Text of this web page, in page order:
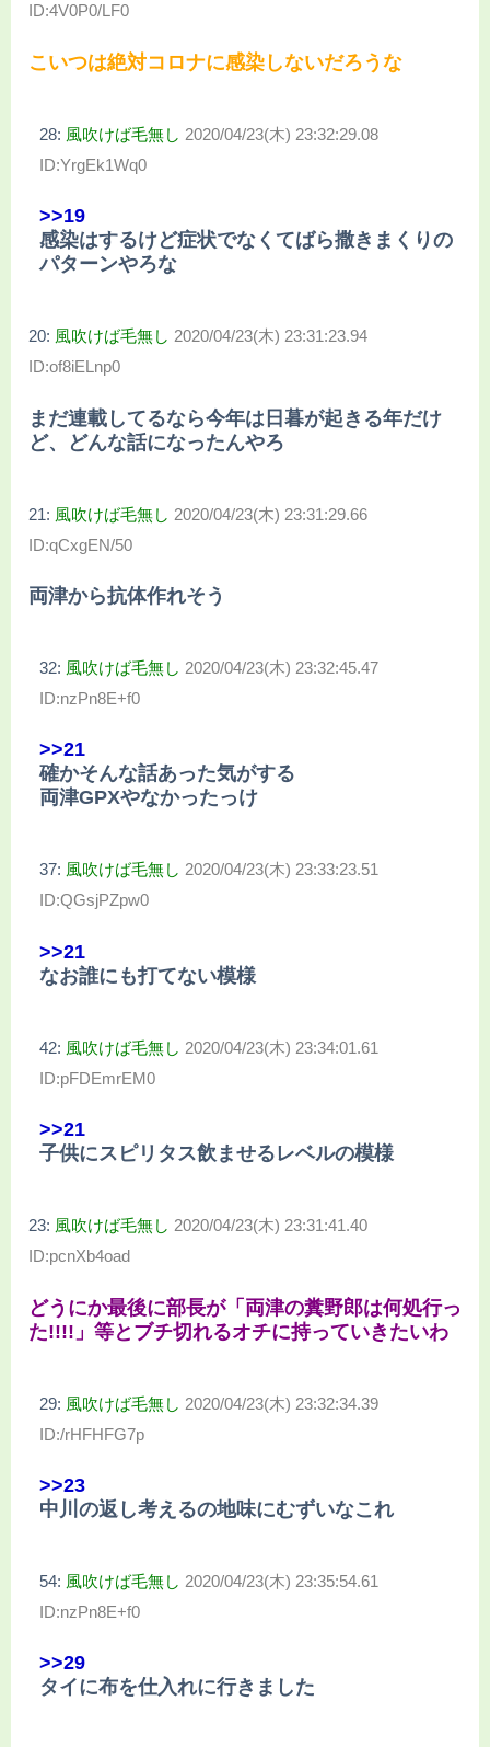
ID:4V0P0/LF0
こいつは絶対コロナに感染しないだろうな
28: 風吹けば毛無し 2020/04/23(木) 23:32:29.08
ID:YrgEk1Wq0
>>19
感染はするけど症状でなくてばら撒きまくりの
パターンやろな
20: 風吹けば毛無し 2020/04/23(木) 23:31:23.94
ID:of8iELnp0
まだ連載してるなら今年は日暮が起きる年だけ
ど、どんな話になったんやろ
21: 風吹けば毛無し 2020/04/23(木) 23:31:29.66
ID:qCxgEN/50
両津から抗体作れそう
32: 風吹けば毛無し 2020/04/23(木) 23:32:45.47
ID:nzPn8E+f0
>>21
確かそんな話あった気がする
両津GPXやなかったっけ
37: 風吹けば毛無し 2020/04/23(木) 23:33:23.51
ID:QGsjPZpw0
>>21
なお誰にも打てない模様
42: 風吹けば毛無し 2020/04/23(木) 23:34:01.61
ID:pFDEmrEM0
>>21
子供にスピリタス飲ませるレベルの模様
23: 風吹けば毛無し 2020/04/23(木) 23:31:41.40
ID:pcnXb4oad
どうにか最後に部長が「両津の糞野郎は何処行っ
た!!!!」等とブチ切れるオチに持っていきたいわ
29: 風吹けば毛無し 2020/04/23(木) 23:32:34.39
ID:/rHFHFG7p
>>23
中川の返し考えるの地味にむずいなこれ
54: 風吹けば毛無し 2020/04/23(木) 23:35:54.61
ID:nzPn8E+f0
>>29
タイに布を仕入れに行きました